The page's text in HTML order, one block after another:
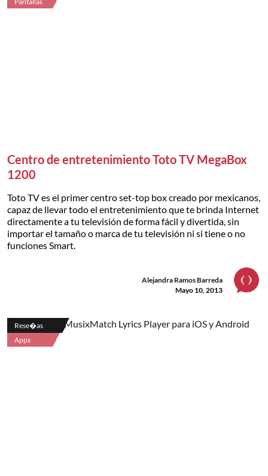
Centro de entretenimiento Toto TV MegaBox
1200
Toto TV es el primer centro set-top box creado por mexicanos,
capaz de llevar todo el entretenimiento que te brinda Internet
directamente a tu televisión de forma fácil y divertida, sin
importar el tamaño o marca de tu televisión ni si tiene o no
funciones Smart.
Alejandra Ramos Barreda
Mayo 10, 2013
Rese�as
Apps